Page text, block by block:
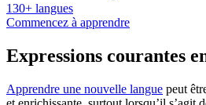
130+ langues
Commencez à apprendre
Expressions courantes
Apprendre une nouvelle langue peut